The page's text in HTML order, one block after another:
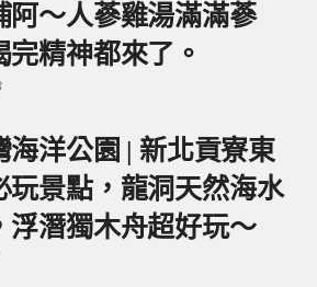
阿～人蔘雞湯滿滿蔘
完精神都來了。
海洋公園 | 新北貢寮東
玩景點，龍洞天然海水
浮潛獨木舟超好玩～